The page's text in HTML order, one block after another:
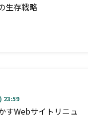
生存戦略
23:59
すWebサイトリニュ